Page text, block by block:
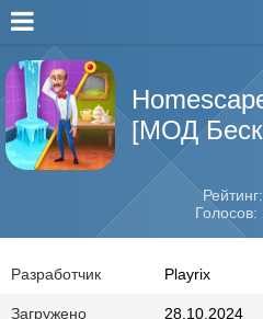
[МОД
Голосов:
Разработчик Playrix
Загружено 28.10.2024